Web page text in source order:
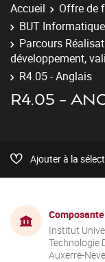
Accueil Offre de
BUT
Parcours
développement,
R4.05 - Anglais
R4.05 -
Ajouter à la
Composante
Institut
Technologie
Auxerre-